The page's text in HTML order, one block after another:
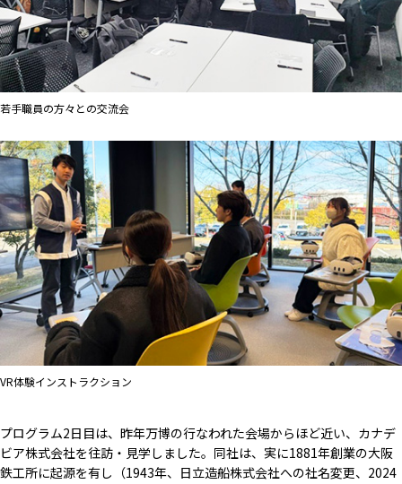
若手職員の方々との交流会
VR体験インストラクション
プログラム2日目は、昨年万博の行なわれた会場からほど近い、カナデ
ビア株式会社を往訪・見学しました。同社は、実に1881年創業の大阪
鉄工所に起源を有し（1943年、日立造船株式会社への社名変更、2024